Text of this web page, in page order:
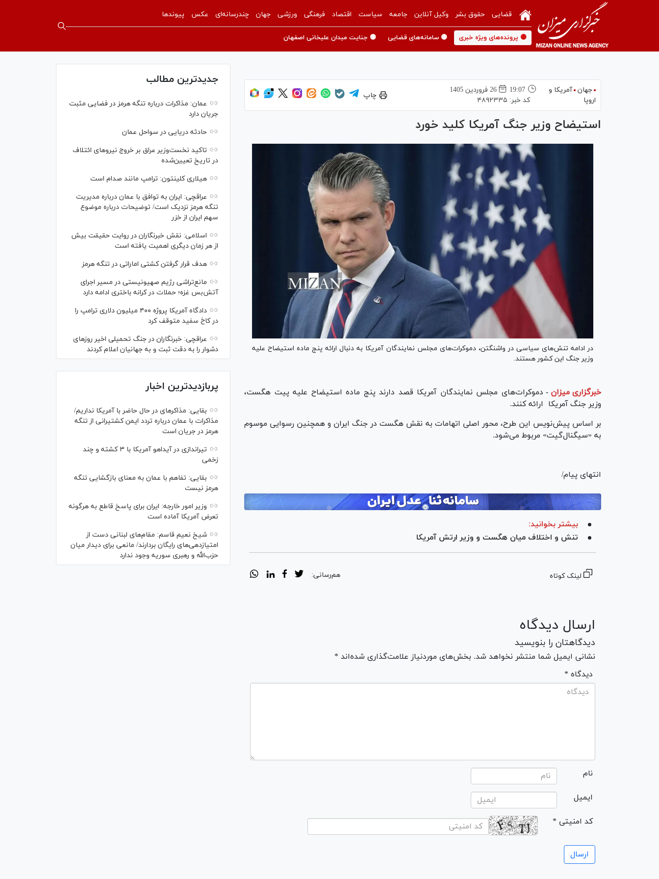
قضایی حقوق بشر وکیل آنلاین جامعه سیاست اقتصاد فرهنگی ورزشی جهان چندرسانه‌ای عکس پیوندها
🟡 پرونده‌های ویژه خبری 🟡 سامانه‌های قضایی 🟡 جنایت میدان علیخانی اصفهان
جهان آمریکا و
اروپا
19:07
26 فروردين 1405
کد خبر: ۴۸۹۲۳۳۵
چاپ
استیضاح وزیر جنگ آمریکا کلید خورد
در ادامه تنش‌های سیاسی در واشنگتن، دموکرات‌های مجلس نمایندگان آمریکا به دنبال ارائه پنج ماده استیضاح علیه
وزیر جنگ این کشور هستند.
خبرگزاری میزان - دموکرات‌های مجلس نمایندگان آمریکا قصد دارند پنج ماده استیضاح علیه پیت هگست،
وزیر جنگ آمریکا ارائه کنند.
بر اساس پیش‌نویس این طرح، محور اصلی اتهامات به نقش هگست در جنگ ایران و همچنین رسوایی موسوم
به «سیگنال‌گیت» مربوط می‌شود.
انتهای پیام/
بیشتر بخوانید:
تنش و اختلاف میان هگست و وزیر ارتش آمریکا
لینک کوتاه هم‌رسانی:
ارسال دیدگاه
دیدگاهتان را بنویسید
نشانی ایمیل شما منتشر نخواهد شد. بخش‌های موردنیاز علامت‌گذاری شده‌اند *
* دیدگاه
نام
ایمیل
* کد امنیتی
جدیدترین مطالب
عمان: مذاکرات درباره تنگه هرمز در فضایی مثبت
جریان دارد
حادثه دریایی در سواحل عمان
تاکید نخست‌وزیر عراق بر خروج نیروهای ائتلاف
در تاریخ تعیین‌شده
هیلاری کلینتون: ترامپ مانند صدام است
عراقچی: ایران به توافق با عمان درباره مدیریت
تنگه هرمز نزدیک است/ توضیحات درباره موضوع
سهم ایران از خزر
اسلامی: نقش خبرنگاران در روایت حقیقت بیش
از هر زمان دیگری اهمیت یافته است
هدف قرار گرفتن کشتی اماراتی در تنگه هرمز
مانع‌تراشی رژیم صهیونیستی در مسیر اجرای
آتش‌بس غزه؛ حملات در کرانه باختری ادامه دارد
دادگاه آمریکا پروژه ۴۰۰ میلیون دلاری ترامپ را
در کاخ سفید متوقف کرد
عراقچی: خبرنگاران در جنگ تحمیلی اخیر روز‌های
دشوار را به دقت ثبت و به جهانیان اعلام کردند
پربازدیدترین اخبار
بقایی: مذاکره‎ای در حال حاضر با آمریکا نداریم/
مذاکرات با عمان درباره تردد ایمن کشتیرانی از تنگه
هرمز در جریان است
تیراندازی در آیداهو آمریکا با ۳ کشته و چند
زخمی
بقایی: تفاهم با عمان به معنای بازگشایی تنگه
هرمز نیست
وزیر امور خارجه: ایران برای پاسخ قاطع به هرگونه
تعرض آمریکا آماده است
شیخ نعیم قاسم: مقام‌های لبنانی دست از
امتیازدهی‌های رایگان بردارند/ مانعی برای دیدار میان
حزب‌الله و رهبری سوریه وجود ندارد